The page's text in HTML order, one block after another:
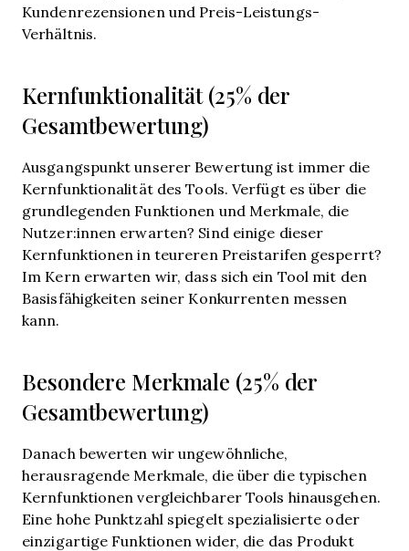
Kundenrezensionen und Preis-Leistungs-
Verhältnis.
Kernfunktionalität (25% der
Gesamtbewertung)
Ausgangspunkt unserer Bewertung ist immer die
Kernfunktionalität des Tools. Verfügt es über die
grundlegenden Funktionen und Merkmale, die
Nutzer:innen erwarten? Sind einige dieser
Kernfunktionen in teureren Preistarifen gesperrt?
Im Kern erwarten wir, dass sich ein Tool mit den
Basisfähigkeiten seiner Konkurrenten messen
kann.
Besondere Merkmale (25% der
Gesamtbewertung)
Danach bewerten wir ungewöhnliche,
herausragende Merkmale, die über die typischen
Kernfunktionen vergleichbarer Tools hinausgehen.
Eine hohe Punktzahl spiegelt spezialisierte oder
einzigartige Funktionen wider, die das Produkt